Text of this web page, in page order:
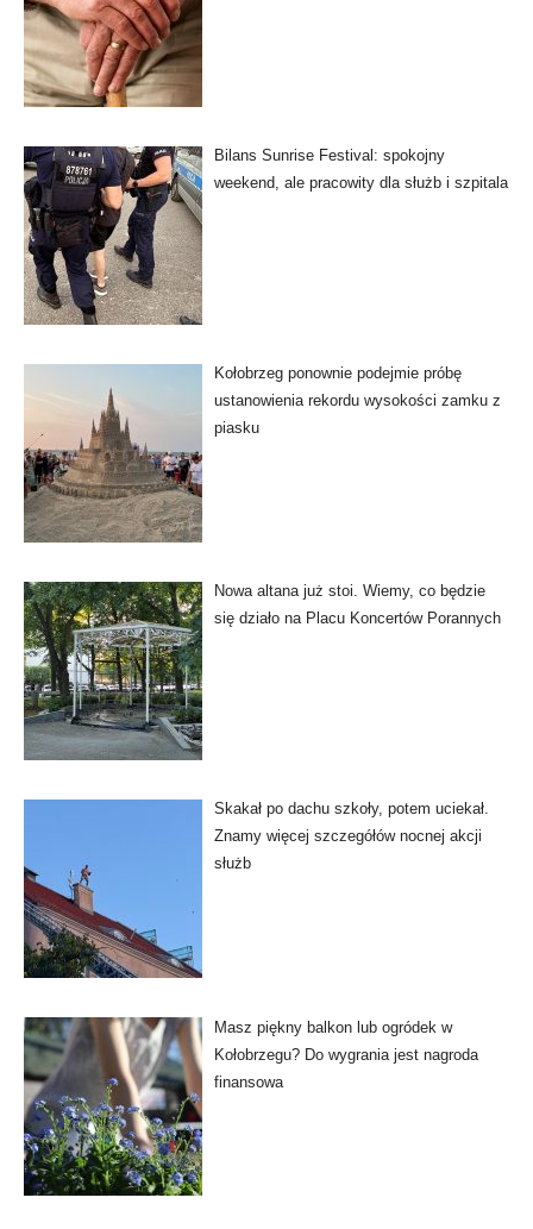
Bilans Sunrise Festival: spokojny
weekend, ale pracowity dla służb i szpitala
Kołobrzeg ponownie podejmie próbę
ustanowienia rekordu wysokości zamku z
piasku
Nowa altana już stoi. Wiemy, co będzie
się działo na Placu Koncertów Porannych
Skakał po dachu szkoły, potem uciekał.
Znamy więcej szczegółów nocnej akcji
służb
Masz piękny balkon lub ogródek w
Kołobrzegu? Do wygrania jest nagroda
finansowa